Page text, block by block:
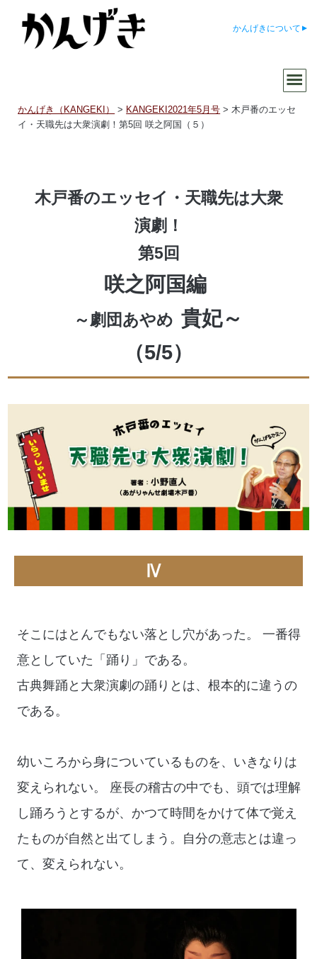
かんげきについて
かんげき（KANGEKI） > KANGEKI2021年5月号 >木戸番のエッセ
イ・天職先は大衆演劇！第5回 咲之阿国（５）
木戸番のエッセイ・天職先は大衆
演劇！
第5回
咲之阿国編
～劇団あやめ 貴妃～
（5/5）
Ⅳ
そこにはとんでもない落とし穴があった。 一番得
意としていた「踊り」である。
古典舞踊と大衆演劇の踊りとは、根本的に違うの
である。
幼いころから身についているものを、いきなりは
変えられない。 座長の稽古の中でも、頭では理解
し踊ろうとするが、かつて時間をかけて体で覚え
たものが自然と出てしまう。自分の意志とは違っ
て、変えられない。